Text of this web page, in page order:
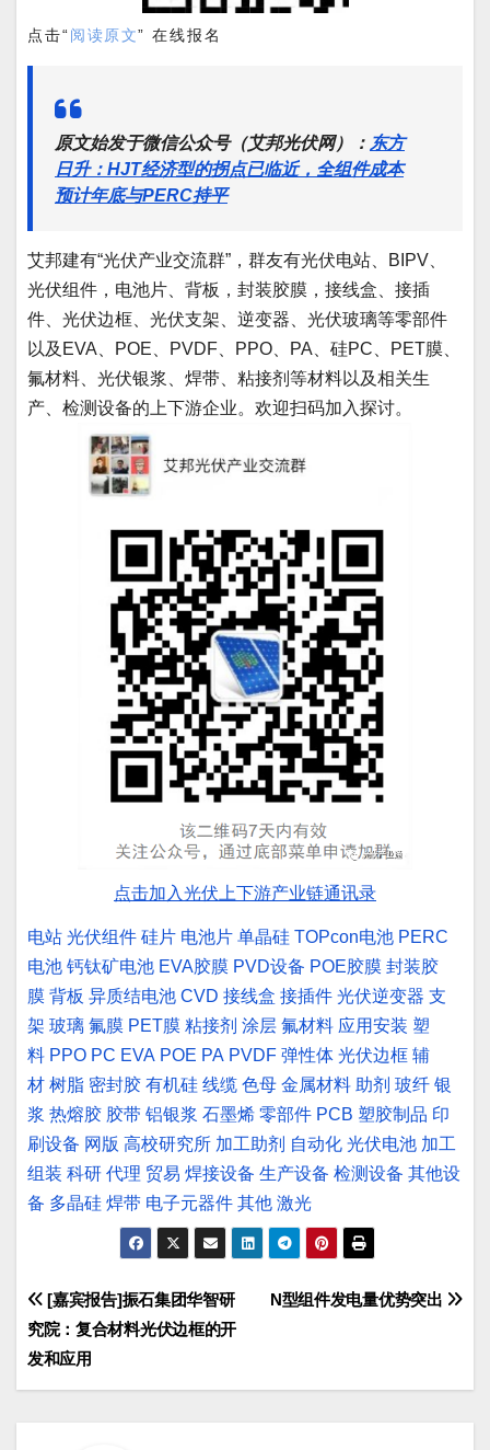
点击“阅读原文” 在线报名
原文始发于微信公众号（艾邦光伏网）： 东方
日升：HJT经济型的拐点已临近，全组件成本
预计年底与PERC持平
艾邦建有“光伏产业交流群”，群友有光伏电站、BIPV、
光伏组件，电池片、背板，封装胶膜，接线盒、接插
件、光伏边框、光伏支架、逆变器、光伏玻璃等零部件
以及EVA、POE、PVDF、PPO、PA、硅PC、PET膜、
氟材料、光伏银浆、焊带、粘接剂等材料以及相关生
产、检测设备的上下游企业。欢迎扫码加入探讨。
点击加入光伏上下游产业链通讯录
电站 光伏组件 硅片 电池片 单晶硅 TOPcon电池 PERC
电池 钙钛矿电池 EVA胶膜 PVD设备 POE胶膜 封装胶
膜 背板 异质结电池 CVD 接线盒 接插件 光伏逆变器 支
架 玻璃 氟膜 PET膜 粘接剂 涂层 氟材料 应用安装 塑
料 PPO PC EVA POE PA PVDF 弹性体 光伏边框 辅
材 树脂 密封胶 有机硅 线缆 色母 金属材料 助剂 玻纤 银
浆 热熔胶 胶带 铝银浆 石墨烯 零部件 PCB 塑胶制品 印
刷设备 网版 高校研究所 加工助剂 自动化 光伏电池 加工
组装 科研 代理 贸易 焊接设备 生产设备 检测设备 其他设
备 多晶硅 焊带 电子元器件 其他 激光
文
章
导
N型组件发电量优势突出
[嘉宾报告]振石集团华智研
究院：复合材料光伏边框的开
发和应用